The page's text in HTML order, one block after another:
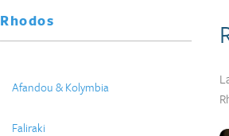
Rhodos
Afandou & Kolymbia
Faliraki